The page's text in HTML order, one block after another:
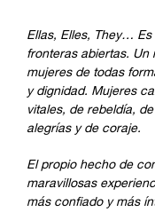
Ellas, Elles, They…
fronteras abiertas. Un
mujeres de todas
y dignidad. Mujeres
vitales, de rebeldía,
alegrías y de coraje.
El propio hecho de
maravillosas
más confiado y más